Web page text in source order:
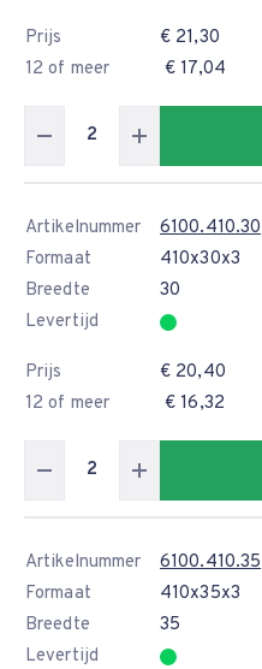
Prijs
€ 21,30
12 of meer
€ 17,04
Artikelnummer
6100.410.30
Formaat
410x30x3
Breedte
30
Levertijd
Prijs
€ 20,40
12 of meer
€ 16,32
Artikelnummer
6100.410.35
Formaat
410x35x3
Breedte
35
Levertijd